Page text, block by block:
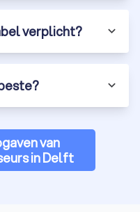
verplicht?
van
in Delft